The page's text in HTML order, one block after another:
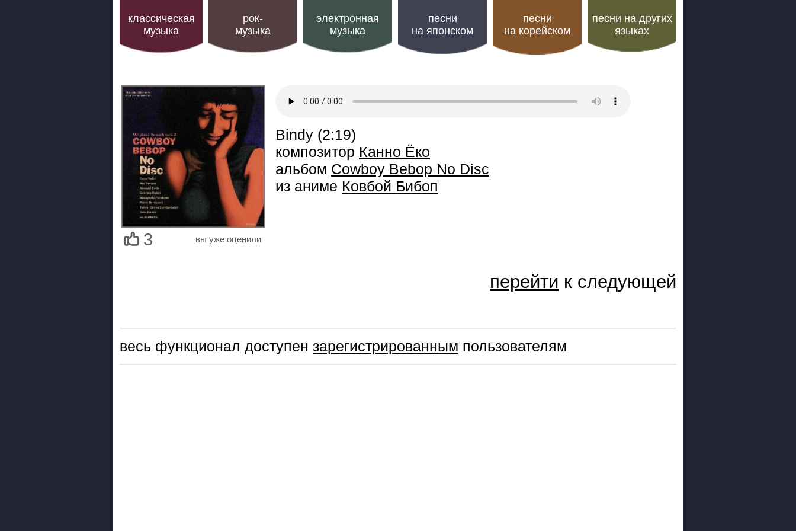
классическая
музыка
рок-
музыка
электронная
музыка
песни
на японском
песни
на корейском
песни на других
языках
3 вы уже оценили
Bindy (2:19)
композитор Канно Ёко
альбом Cowboy Bebop No Disc
из аниме Ковбой Бибоп
перейти к следующей
весь функционал доступен зарегистрированным пользователям